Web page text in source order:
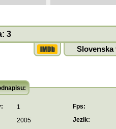
3
Slovenska
1 Fps:
2005 Jezik: